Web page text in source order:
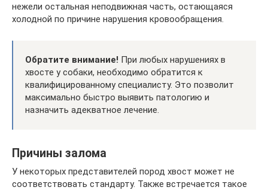
нежели остальная неподвижная часть, остающаяся
холодной по причине нарушения кровообращения.
Обратите внимание! При любых нарушениях в
хвосте у собаки, необходимо обратится к
квалифицированному специалисту. Это позволит
максимально быстро выявить патологию и
назначить адекватное лечение.
Причины залома
У некоторых представителей пород хвост может не
соответствовать стандарту. Также встречается такое